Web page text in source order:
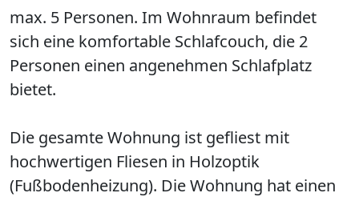
max. 5 Personen. Im Wohnraum befindet
sich eine komfortable Schlafcouch, die 2
Personen einen angenehmen Schlafplatz
bietet.
Die gesamte Wohnung ist gefliest mit
hochwertigen Fliesen in Holzoptik
(Fußbodenheizung). Die Wohnung hat einen